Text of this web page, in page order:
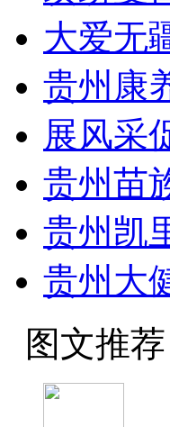
大爱无
贵州康
展风采
贵州苗
贵州凯
贵州大
图文推荐